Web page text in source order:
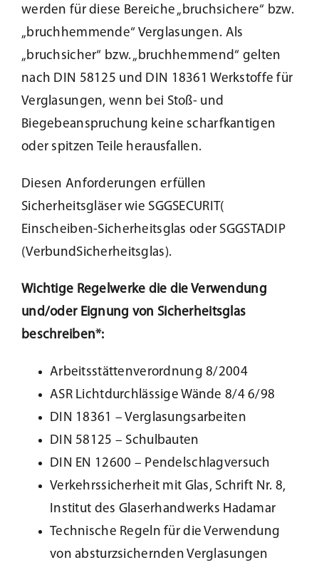
werden für diese Bereiche „bruchsichere“ bzw.
„bruchhemmende“ Verglasungen. Als
„bruchsicher“ bzw. „bruchhemmend“ gelten
nach DIN 58125 und DIN 18361 Werkstoffe für
Verglasungen, wenn bei Stoß- und
Biegebeanspruchung keine scharfkantigen
oder spitzen Teile herausfallen.
Diesen Anforderungen erfüllen
Sicherheitsgläser wie SGGSECURIT(
Einscheiben-Sicherheitsglas oder SGGSTADIP
(VerbundSicherheitsglas).
Wichtige Regelwerke die die Verwendung
und/oder Eignung von Sicherheitsglas
beschreiben*:
Arbeitsstättenverordnung 8/2004
ASR Lichtdurchlässige Wände 8/4 6/98
DIN 18361 – Verglasungsarbeiten
DIN 58125 – Schulbauten
DIN EN 12600 – Pendelschlagversuch
Verkehrssicherheit mit Glas, Schrift Nr. 8,
Institut des Glaserhandwerks Hadamar
Technische Regeln für die Verwendung
von absturzsichernden Verglasungen